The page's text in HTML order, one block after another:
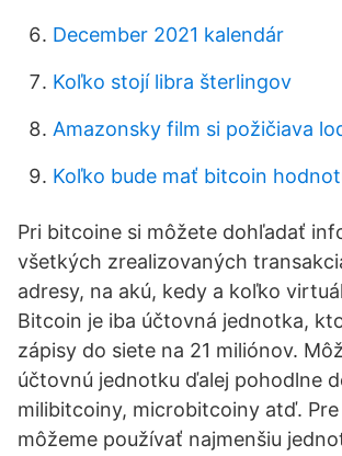
December 2021 kalendár
Koľko stojí libra šterlingov
Amazonsky film si požičiava
Koľko bude mať bitcoin
Pri bitcoine si môžete dohľadať
všetkých zrealizovaných
adresy, na akú, kedy a koľko
Bitcoin je iba účtovná jednotka,
zápisy do siete na 21 miliónov.
účtovnú jednotku ďalej pohodlne
milibitcoiny, microbitcoiny atď.
môžeme používať najmenšiu